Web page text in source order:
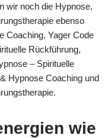
wir noch die Hypnose,
ebenso
Coaching, Yager Code
Rückführung,
– Spirituelle
Hypnose Coaching und
wie